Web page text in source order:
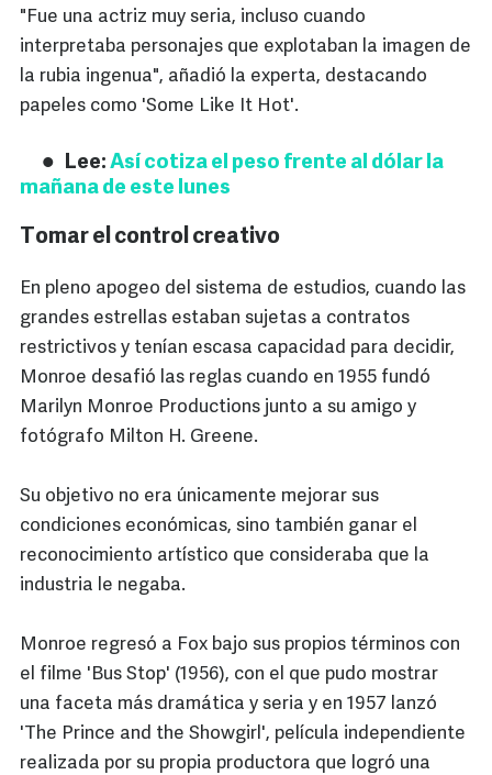
"Fue una actriz muy seria, incluso cuando
interpretaba personajes que explotaban la imagen de
la rubia ingenua", añadió la experta, destacando
papeles como 'Some Like It Hot'.
Lee: Así cotiza el peso frente al dólar la
mañana de este lunes
Tomar el control creativo
En pleno apogeo del sistema de estudios, cuando las
grandes estrellas estaban sujetas a contratos
restrictivos y tenían escasa capacidad para decidir,
Monroe desafió las reglas cuando en 1955 fundó
Marilyn Monroe Productions junto a su amigo y
fotógrafo Milton H. Greene.
Su objetivo no era únicamente mejorar sus
condiciones económicas, sino también ganar el
reconocimiento artístico que consideraba que la
industria le negaba.
Monroe regresó a Fox bajo sus propios términos con
el filme 'Bus Stop' (1956), con el que pudo mostrar
una faceta más dramática y seria y en 1957 lanzó
'The Prince and the Showgirl', película independiente
realizada por su propia productora que logró una